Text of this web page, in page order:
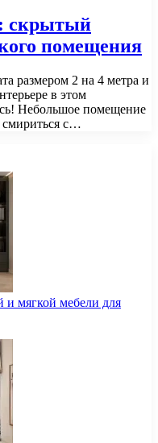
скрытый
помещения
размером 2 на 4 метра и
в этом
Небольшое помещение
смириться с…
и мягкой мебели для